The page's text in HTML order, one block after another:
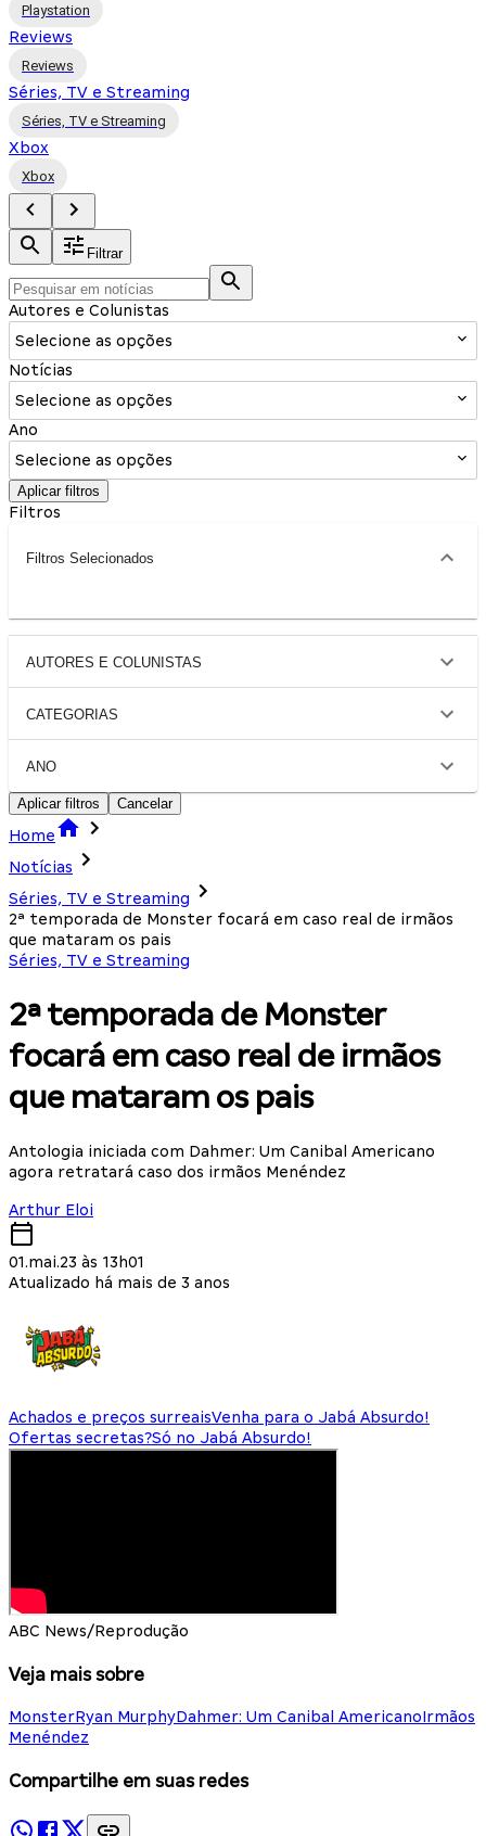
Playstation
Reviews
Reviews
Séries, TV e Streaming
Séries, TV e Streaming
Xbox
Xbox
Filtrar
Autores e Colunistas
Selecione as opções
Notícias
Selecione as opções
Ano
Selecione as opções
Aplicar filtros
Filtros
Filtros Selecionados
AUTORES E COLUNISTAS
CATEGORIAS
ANO
Aplicar filtros Cancelar
Home
Notícias
Séries, TV e Streaming
2ª temporada de Monster focará em caso real de irmãos
que mataram os pais
Séries, TV e Streaming
2ª temporada de Monster
focará em caso real de irmãos
que mataram os pais
Antologia iniciada com Dahmer: Um Canibal Americano
agora retratará caso dos irmãos Menéndez
Arthur Eloi
01.mai.23 às 13h01
Atualizado há mais de 3 anos
Achados e preços surreaisVenha para o Jabá Absurdo!
Ofertas secretas?Só no Jabá Absurdo!
ABC News/Reprodução
Veja mais sobre
MonsterRyan MurphyDahmer: Um Canibal AmericanoIrmãos
Menéndez
Compartilhe em suas redes